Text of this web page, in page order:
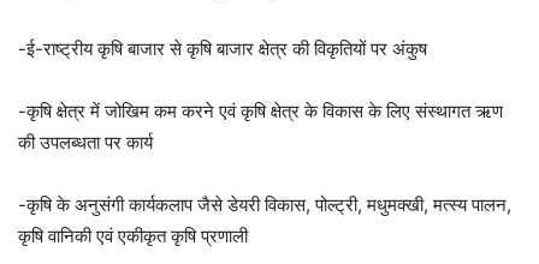
-ई-राष्ट्रीय कृषि बाजार से कृषि बाजार क्षेत्र की विकृतियों पर अंकुष
-कृषि क्षेत्र में जोखिम कम करने एवं कृषि क्षेत्र के विकास के लिए संस्थागत ऋण
की उपलब्धता पर कार्य
-कृषि के अनुसंगी कार्यकलाप जैसे डेयरी विकास, पोल्ट्री, मधुमक्खी, मत्स्य पालन,
कृषि वानिकी एवं एकीकृत कृषि प्रणाली